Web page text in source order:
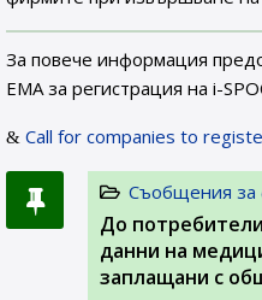
За повече информация
ЕМА за регистрация на i-
Call for companies to
Съобщения за
До
данни на
заплащани с